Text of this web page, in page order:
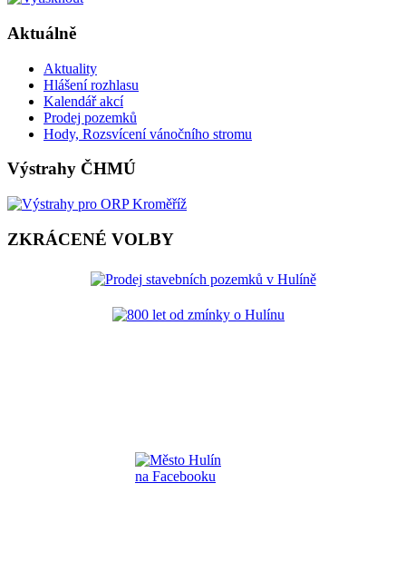
Aktuálně
Aktuality
Hlášení rozhlasu
Kalendář akcí
Prodej pozemků
Hody, Rozsvícení vánočního stromu
Výstrahy ČHMÚ
ZKRÁCENÉ VOLBY